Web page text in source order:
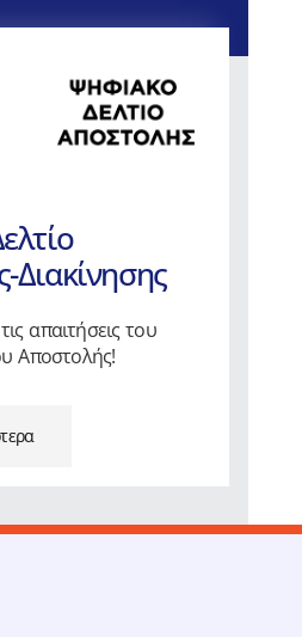
απαιτήσεις του
Αποστολής!